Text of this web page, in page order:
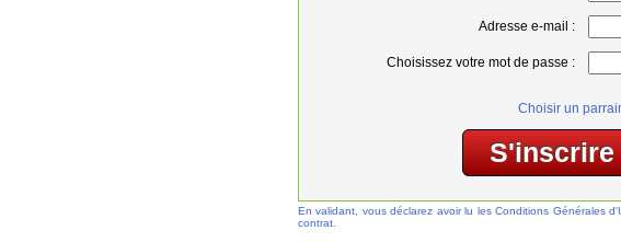
Adresse e-mail :
Choisissez votre mot de passe :
Choisir un
En validant, vous déclarez avoir lu les Conditions Générales
contrat.